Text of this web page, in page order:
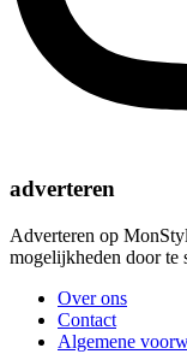
adverteren
Adverteren op
mogelijkheden door te
Over ons
Contact
Algemene